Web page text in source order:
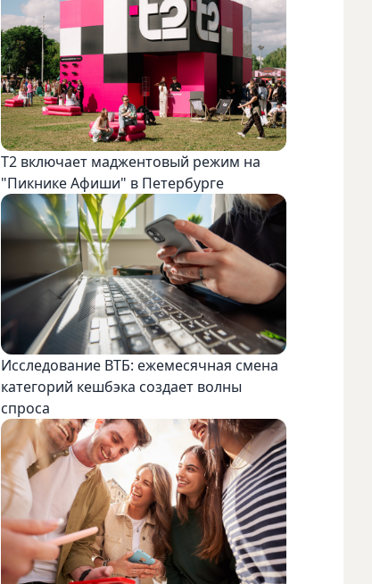
Т2 включает маджентовый режим на
"Пикнике Афиши" в Петербурге
Исследование ВТБ: ежемесячная смена
категорий кешбэка создает волны
спроса